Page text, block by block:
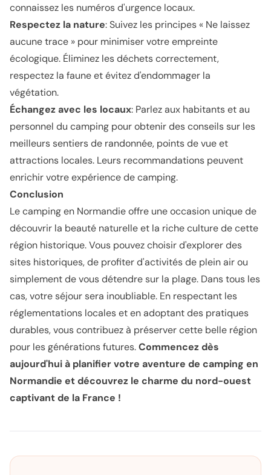
connaissez les numéros d'urgence locaux.
Respectez la nature: Suivez les principes « Ne laissez
aucune trace » pour minimiser votre empreinte
écologique. Éliminez les déchets correctement,
respectez la faune et évitez d'endommager la
végétation.
Échangez avec les locaux: Parlez aux habitants et au
personnel du camping pour obtenir des conseils sur les
meilleurs sentiers de randonnée, points de vue et
attractions locales. Leurs recommandations peuvent
enrichir votre expérience de camping.
Conclusion
Le camping en Normandie offre une occasion unique de
découvrir la beauté naturelle et la riche culture de cette
région historique. Vous pouvez choisir d'explorer des
sites historiques, de profiter d'activités de plein air ou
simplement de vous détendre sur la plage. Dans tous les
cas, votre séjour sera inoubliable. En respectant les
réglementations locales et en adoptant des pratiques
durables, vous contribuez à préserver cette belle région
pour les générations futures.Commencez dès
aujourd'hui à planifier votre aventure de camping en
Normandie et découvrez le charme du nord-ouest
captivant de la France !